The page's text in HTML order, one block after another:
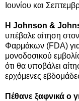
Ιουνίου και
Η Johnson &
υπέβαλε αίτηση
Φαρμάκων (FDA) για
μονοδοσικού
ότι θα υποβάλει
ερχόμενες
Πέθανε ξαφνικά ο